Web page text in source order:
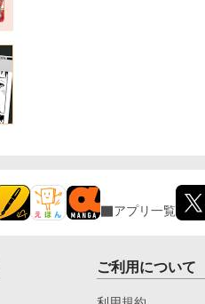
アプリ一覧
ご利用について